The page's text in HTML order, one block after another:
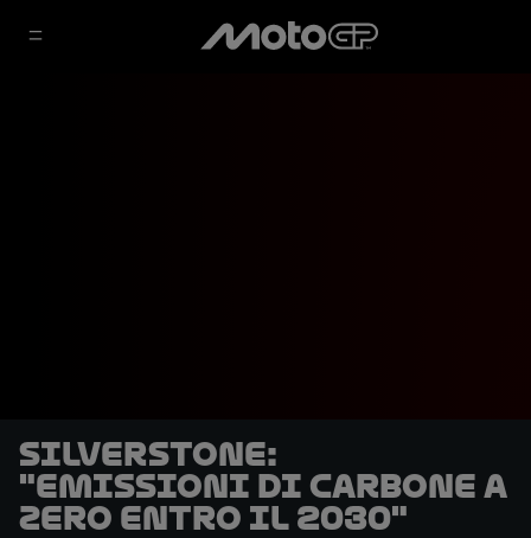
Silverstone:
"Emissioni di carbone a
zero entro il 2030"